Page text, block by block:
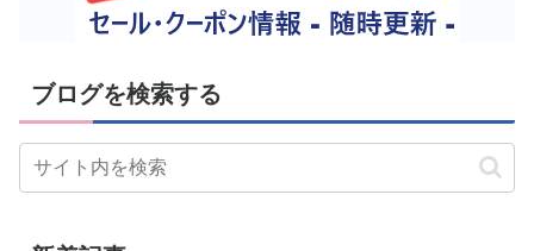
ブログを検索する